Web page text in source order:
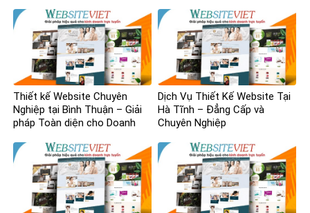
Thiết kế Website Chuyên
Nghiệp tại Bình Thuận – Giải
pháp Toàn diện cho Doanh
Dịch Vụ Thiết Kế Website Tại
Hà Tĩnh – Đẳng Cấp và
Chuyên Nghiệp